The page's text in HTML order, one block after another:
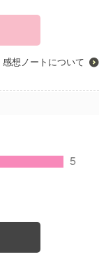
感想ノートについて